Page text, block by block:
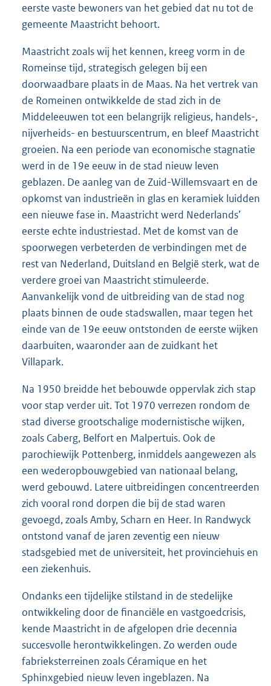
eerste vaste bewoners van het gebied dat nu tot de
gemeente Maastricht behoort.
Maastricht zoals wij het kennen, kreeg vorm in de
Romeinse tijd, strategisch gelegen bij een
doorwaadbare plaats in de Maas. Na het vertrek van
de Romeinen ontwikkelde de stad zich in de
Middeleeuwen tot een belangrijk religieus, handels-,
nijverheids- en bestuurscentrum, en bleef Maastricht
groeien. Na een periode van economische stagnatie
werd in de 19e eeuw in de stad nieuw leven
geblazen. De aanleg van de Zuid-Willemsvaart en de
opkomst van industrieën in glas en keramiek luidden
een nieuwe fase in. Maastricht werd Nederlands’
eerste echte industriestad. Met de komst van de
spoorwegen verbeterden de verbindingen met de
rest van Nederland, Duitsland en België sterk, wat de
verdere groei van Maastricht stimuleerde.
Aanvankelijk vond de uitbreiding van de stad nog
plaats binnen de oude stadswallen, maar tegen het
einde van de 19e eeuw ontstonden de eerste wijken
daarbuiten, waaronder aan de zuidkant het
Villapark.
Na 1950 breidde het bebouwde oppervlak zich stap
voor stap verder uit. Tot 1970 verrezen rondom de
stad diverse grootschalige modernistische wijken,
zoals Caberg, Belfort en Malpertuis. Ook de
parochiewijk Pottenberg, inmiddels aangewezen als
een wederopbouwgebied van nationaal belang,
werd gebouwd. Latere uitbreidingen concentreerden
zich vooral rond dorpen die bij de stad waren
gevoegd, zoals Amby, Scharn en Heer. In Randwyck
ontstond vanaf de jaren zeventig een nieuw
stadsgebied met de universiteit, het provinciehuis en
een ziekenhuis.
Ondanks een tijdelijke stilstand in de stedelijke
ontwikkeling door de financiële en vastgoedcrisis,
kende Maastricht in de afgelopen drie decennia
succesvolle herontwikkelingen. Zo werden oude
fabrieksterreinen zoals Céramique en het
Sphinxgebied nieuw leven ingeblazen. Na